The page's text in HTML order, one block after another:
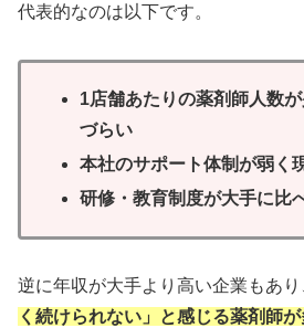
代表的なのは以下です。
1店舗あたりの薬剤師人数
づらい
本社のサポート体制が弱く
研修・教育制度が大手に比
逆に年収が大手より高い企業もあり
く続けられない」と感じる薬剤師